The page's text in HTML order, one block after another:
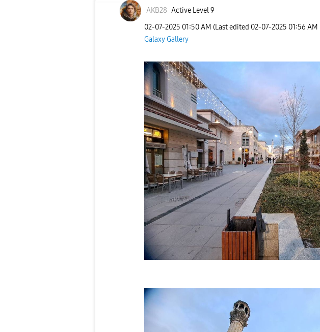
AKB28 Active Level 9
‎02-07-2025 01:50 AM (Last edited ‎02-07-2025 01:56 AM
Galaxy Gallery